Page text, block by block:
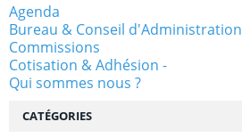
Agenda
Bureau & Conseil d'Administration
Commissions
Cotisation & Adhésion -
Qui sommes nous ?
CATÉGORIES